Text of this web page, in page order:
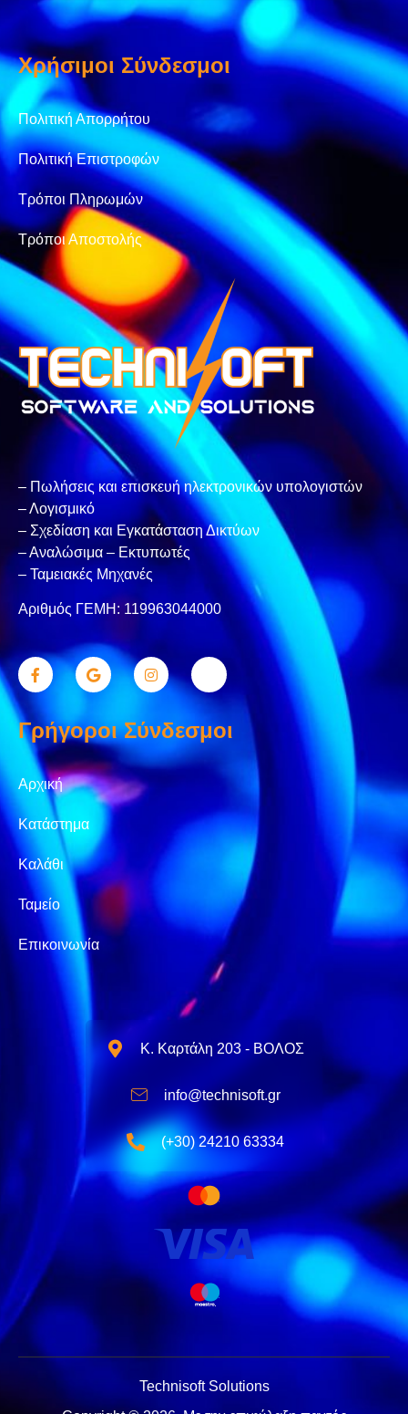
Χρήσιμοι Σύνδεσμοι
Πολιτική Απορρήτου
Πολιτική Επιστροφών
Τρόποι Πληρωμών
Τρόποι Αποστολής
– Πωλήσεις και επισκευή ηλεκτρονικών υπολογιστών
– Λογισμικό
– Σχεδίαση και Εγκατάσταση Δικτύων
– Αναλώσιμα – Εκτυπωτές
– Ταμειακές Μηχανές
Αριθμός ΓΕΜΗ: 119963044000
Γρήγοροι Σύνδεσμοι
Αρχική
Κατάστημα
Καλάθι
Ταμείο
Επικοινωνία
Κ. Καρτάλη 203 - ΒΟΛΟΣ
info@technisoft.gr
(+30) 24210 63334
Technisoft Solutions